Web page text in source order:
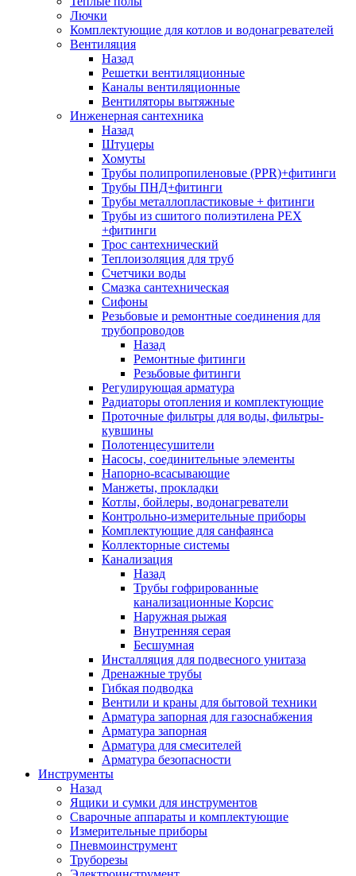
Лючки
Комплектующие для котлов и водонагревателей
Вентиляция
Назад
Решетки вентиляционные
Каналы вентиляционные
Вентиляторы вытяжные
Инженерная сантехника
Назад
Штуцеры
Хомуты
Трубы полипропиленовые (PPR)+фитинги
Трубы ПНД+фитинги
Трубы металлопластиковые + фитинги
Трубы из сшитого полиэтилена PEX
+фитинги
Трос сантехнический
Теплоизоляция для труб
Счетчики воды
Смазка сантехническая
Сифоны
Резьбовые и ремонтные соединения для
трубопроводов
Назад
Ремонтные фитинги
Резьбовые фитинги
Регулирующая арматура
Радиаторы отопления и комплектующие
Проточные фильтры для воды, фильтры-
кувшины
Полотенцесушители
Насосы, соединительные элементы
Напорно-всасывающие
Манжеты, прокладки
Котлы, бойлеры, водонагреватели
Контрольно-измерительные приборы
Комплектующие для санфаянса
Коллекторные системы
Канализация
Назад
Трубы гофрированные
канализационные Корсис
Наружная рыжая
Внутренняя серая
Бесшумная
Инсталляция для подвесного унитаза
Дренажные трубы
Гибкая подводка
Вентили и краны для бытовой техники
Арматура запорная для газоснабжения
Арматура запорная
Арматура для смесителей
Арматура безопасности
Инструменты
Назад
Ящики и сумки для инструментов
Сварочные аппараты и комплектующие
Измерительные приборы
Пневмоинструмент
Труборезы